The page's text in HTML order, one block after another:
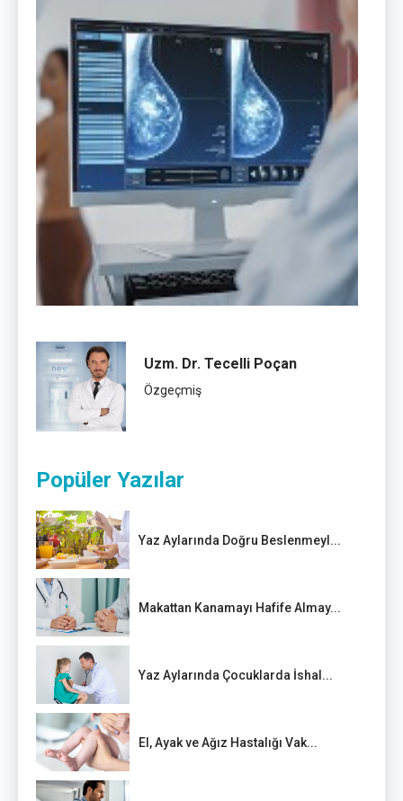
Uzm. Dr. Tecelli Poçan
Özgeçmiş
Popüler Yazılar
Yaz Aylarında Doğru Beslenmeyl...
Makattan Kanamayı Hafife Almay...
Yaz Aylarında Çocuklarda İshal...
El, Ayak ve Ağız Hastalığı Vak...